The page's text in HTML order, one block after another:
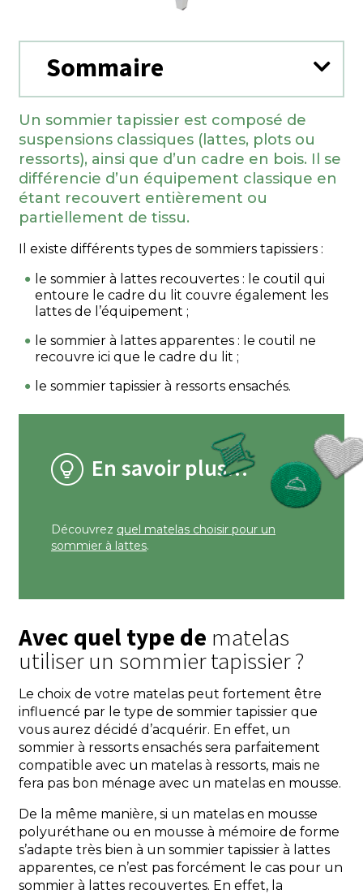
Sommaire
Un sommier tapissier est composé de
suspensions classiques (lattes, plots ou
ressorts), ainsi que d’un cadre en bois. Il se
différencie d’un équipement classique en
étant recouvert entièrement ou
partiellement de tissu.
Il existe différents types de sommiers tapissiers :
le sommier à lattes recouvertes : le coutil qui
entoure le cadre du lit couvre également les
lattes de l’équipement ;
le sommier à lattes apparentes : le coutil ne
recouvre ici que le cadre du lit ;
le sommier tapissier à ressorts ensachés.
En savoir plus…
Découvrez quel matelas choisir pour un
sommier à lattes.
Avec quel type de matelas
utiliser un sommier tapissier ?
Le choix de votre matelas peut fortement être
influencé par le type de sommier tapissier que
vous aurez décidé d’acquérir. En effet, un
sommier à ressorts ensachés sera parfaitement
compatible avec un matelas à ressorts, mais ne
fera pas bon ménage avec un matelas en mousse.
De la même manière, si un matelas en mousse
polyuréthane ou en mousse à mémoire de forme
s’adapte très bien à un sommier tapissier à lattes
apparentes, ce n’est pas forcément le cas pour un
sommier à lattes recouvertes. En effet, la